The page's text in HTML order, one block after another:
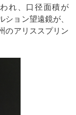
れ、口径面積が
ョン望遠鏡が、
のアリススプリン